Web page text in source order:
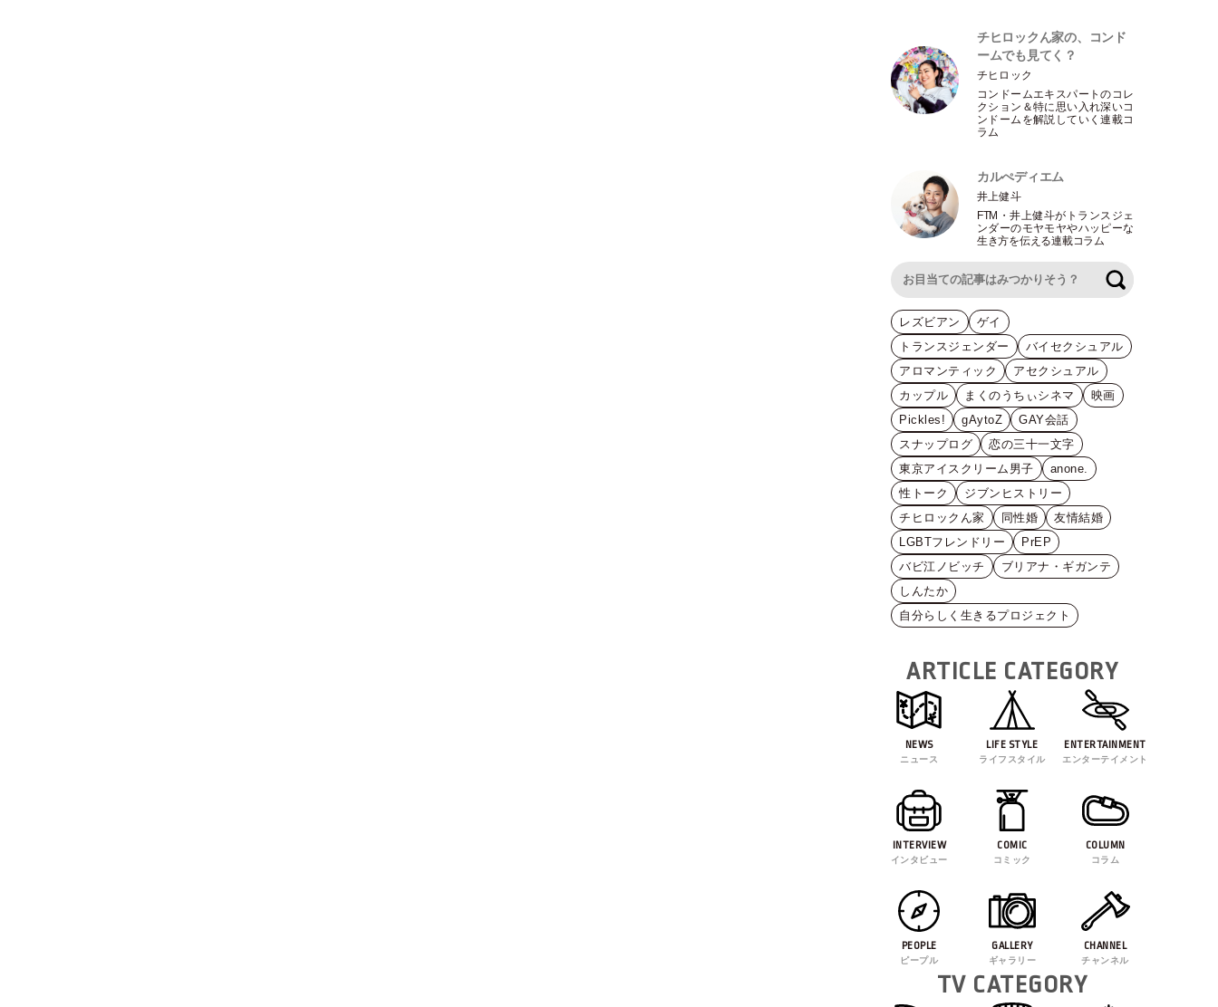
チヒロックん家の、コンド
ームでも見てく？
チヒロック
コンドームエキスパートのコレ
クション＆特に思い入れ深いコ
ンドームを解説していく連載コ
ラム
カルぺディエム
井上健斗
FTM ・井上健斗がトランスジェ
ンダーのモヤモヤやハッピーな
生き方を伝える連載コラム
レズビアン
ゲイ
トランスジェンダー
バイセクシュアル
アロマンティック
アセクシュアル
カップル
まくのうちぃシネマ
映画
Pickles!
gAytoZ
GAY会話
スナップログ
恋の三十一文字
東京アイスクリーム男子
anone.
性トーク
ジブンヒストリー
チヒロックん家
同性婚
友情結婚
LGBTフレンドリー
PrEP
バビ江ノビッチ
ブリアナ・ギガンテ
しんたか
自分らしく生きるプロジェクト
ARTICLE CATEGORY
NEWS
ニュース
LIFE STYLE
ライフスタイル
ENTERTAINMENT
エンターテイメント
INTERVIEW
インタビュー
COMIC
コミック
COLUMN
コラム
PEOPLE
ピープル
GALLERY
ギャラリー
CHANNEL
チャンネル
TV CATEGORY